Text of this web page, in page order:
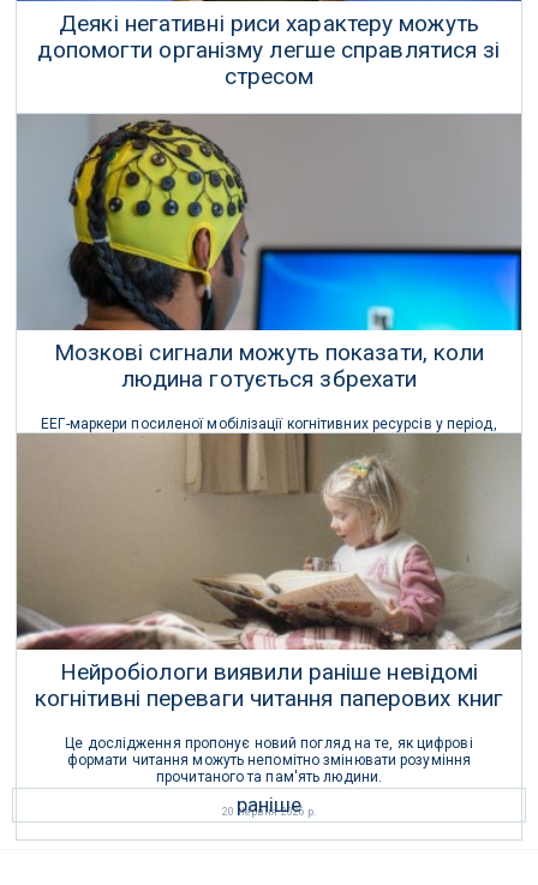
Деякі негативні риси характеру можуть
допомогти організму легше справлятися зі
стресом
Нарцисизм передбачає більш низький рівень тривожності, а
психопатія — нижчу реактивність серцевого ритму.
06 Липня 2026 р.
Мозкові сигнали можуть показати, коли
людина готується збрехати
ЕЕГ-маркери посиленої мобілізації когнітивних ресурсів у період,
що передує обману, можуть стимулювати розробку інноваційних
способів виявлення брехні.
29 Червня 2026 р.
Нейробіологи виявили раніше невідомі
когнітивні переваги читання паперових книг
Це дослідження пропонує новий погляд на те, як цифрові
формати читання можуть непомітно змінювати розуміння
прочитаного та пам'ять людини.
20 Червня 2026 р.
раніше